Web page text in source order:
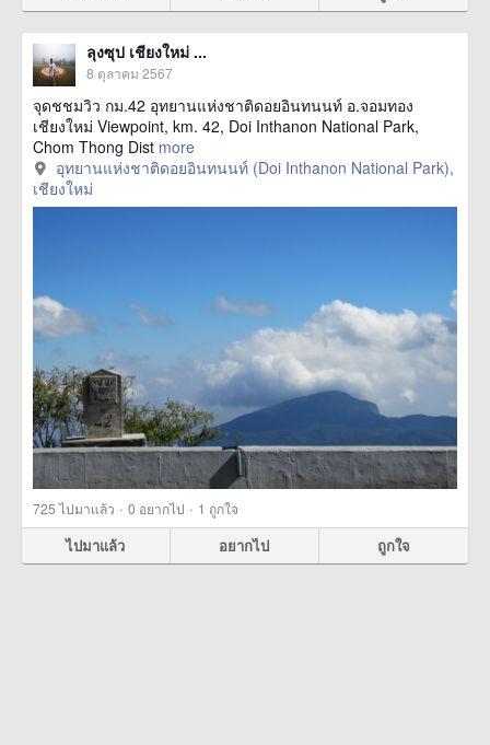
ลุงซุป เชียงใหม่ ...
8 ตุลาคม 2567
จุดชชมวิว กม.42 อุทยานแห่งชาติดอยอินทนนท์ อ.จอมทอง
เชียงใหม่ Viewpoint, km. 42, Doi Inthanon National Park,
Chom Thong Dist more
อุทยานแห่งชาติดอยอินทนนท์ (Doi Inthanon National Park),
เชียงใหม่
725ไปมาแล้ว · 0 อยากไป · 1 ถูกใจ
ไปมาแล้ว อยากไป ถูกใจ